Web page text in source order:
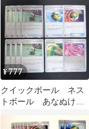
¥777
クイックボール ネス
トボール あなぬけの
ヒモ